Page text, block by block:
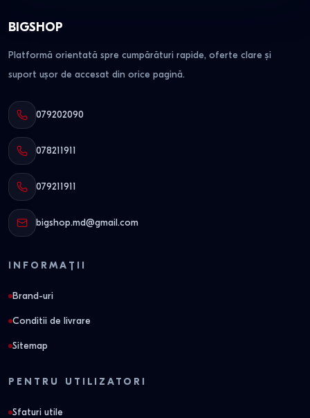
Majoritatea modelelor populare de seturi se află în
de 2–4 zile.
BIGSHOP
Platformă orientată spre cumpărături rapide, oferte clare și
suport ușor de accesat din orice pagină.
079202090
078211911
079211911
bigshop.md@gmail.com
INFORMAȚII
Brand-uri
Conditii de livrare
Sitemap
PENTRU UTILIZATORI
Sfaturi utile